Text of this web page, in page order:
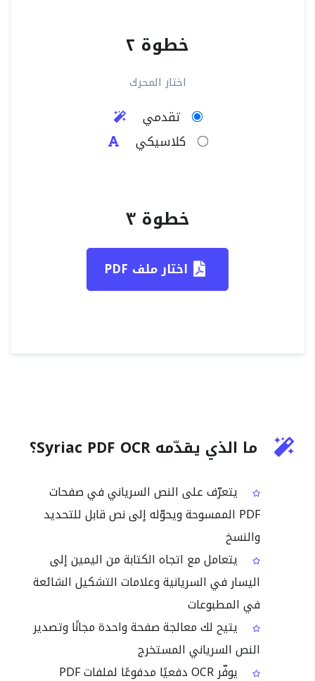
خطوة ٢
اختار المحرك
تقدمي
كلاسيكي
خطوة ٣
اختار ملف PDF
ما الذي يقدّمه Syriac PDF OCR؟
يتعرّف على النص السرياني في صفحات
PDF الممسوحة ويحوّله إلى نص قابل للتحديد
والنسخ
يتعامل مع اتجاه الكتابة من اليمين إلى
اليسار في السريانية وعلامات التشكيل الشائعة
في المطبوعات
يتيح لك معالجة صفحة واحدة مجانًا وتصدير
النص السرياني المستخرج
يوفّر OCR دفعيًا مدفوعًا لملفات PDF